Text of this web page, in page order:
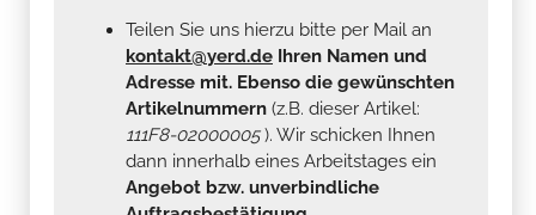
Teilen Sie uns hierzu bitte per Mail an
kontakt@yerd.de Ihren Namen und
Adresse mit. Ebenso die gewünschten
Artikelnummern (z.B. dieser Artikel:
111F8-02000005). Wir schicken Ihnen
dann innerhalb eines Arbeitstages ein
Angebot bzw. unverbindliche